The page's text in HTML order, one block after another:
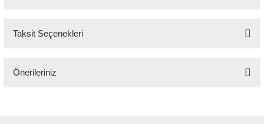
Taksit Seçenekleri
Önerileriniz